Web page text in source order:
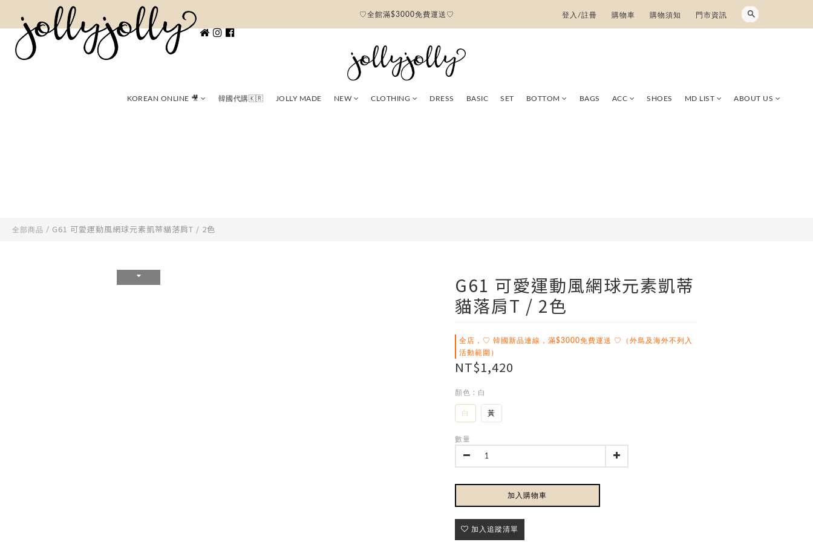
♡全館滿$3000免費運送♡ 登入/註冊 購物車 購物須知 門市資訊
KOREAN ONLINE 🎥 韓國代購🇰🇷 JOLLY MADE NEW CLOTHING DRESS BASIC SET BOTTOM BAGS ACC SHOES MD LIST ABOUT US
全部商品 / G61 可愛運動風網球元素凱蒂貓落肩T / 2色
G61 可愛運動風網球元素凱蒂
貓落肩T / 2色
全店，♡ 韓國新品連線，滿$3000免費運送 ♡（外島及海外不列入
活動範圍）
NT$1,420
顏色 : 白
白 黃
數量
加入購物車
加入追蹤清單